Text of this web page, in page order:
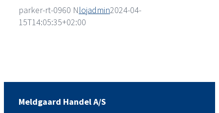
parker-rt-0960 Nlojadmin2024-04-
15T14:05:35+02:00
Meldgaard Handel A/S